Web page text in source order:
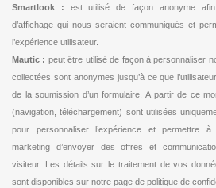
Smartlook : est utilisé de façon anonyme
d’affichage qui nous seraient communiqués et
l’expérience utilisateur.
Mautic : peut être utilisé de façon à personnaliser
collectées sont anonymes jusqu’à ce que
de la soumission d’un formulaire. A partir de ce
(navigation, téléchargement) sont utilisées
pour personnaliser l’expérience et permettre
marketing d’envoyer des offres et
visiteur. Les détails sur le traitement de vos
sont disponibles sur notre page de politique de